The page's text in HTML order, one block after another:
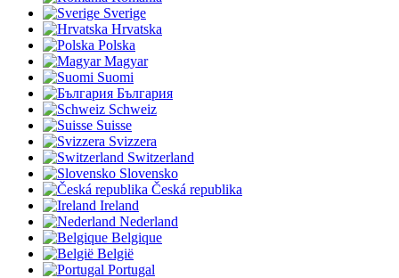
Sverige
Hrvatska
Polska
Magyar
Suomi
България
Schweiz
Suisse
Svizzera
Switzerland
Slovensko
Česká republika
Ireland
Nederland
Belgique
België
Portugal